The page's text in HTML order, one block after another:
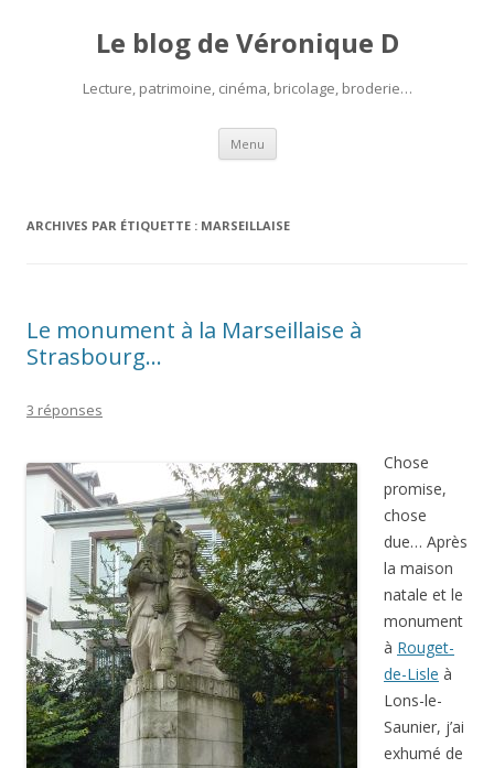
Le blog de Véronique D
Lecture, patrimoine, cinéma, bricolage, broderie…
Menu Aller
contenu
ARCHIVES PAR ÉTIQUETTE : MARSEILLAISE
Le monument à la Marseillaise à
Strasbourg…
3 réponses
Chose
promise,
chose
due… Après
la maison
natale et le
monument
à Rouget-
de-Lisle à
Lons-le-
Saunier, j’ai
exhumé de